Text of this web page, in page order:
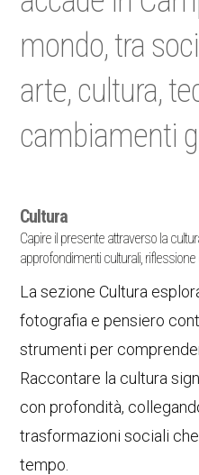
mondo, tra
arte, cultura,
cambiamenti
Cultura
Capire il presente attraverso la
approfondimenti culturali, riflessione
La sezione Cultura
fotografia e pensiero
strumenti per
Raccontare la cultura
con profondità,
trasformazioni sociali
tempo.